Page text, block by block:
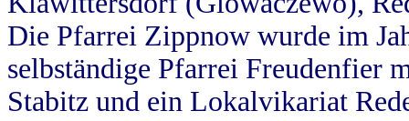
Die Pfarrei Zippnow wurde im
selbständige Pfarrei Freudenfier
Stabitz und ein Lokalvikariat